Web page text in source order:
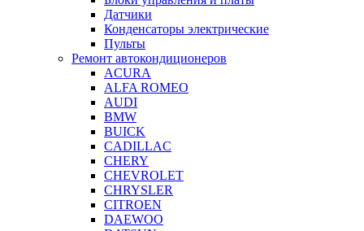
Датчики
Конденсаторы электрические
Пульты
Ремонт автокондиционеров
ACURA
ALFA ROMEO
AUDI
BMW
BUICK
CADILLAC
CHERY
CHEVROLET
CHRYSLER
CITROEN
DAEWOO